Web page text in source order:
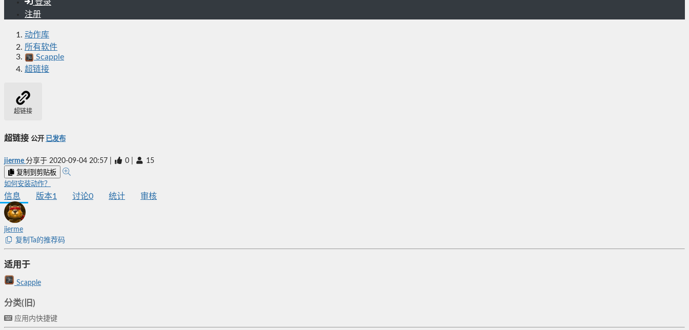
登录
注册
动作库
所有软件
Scapple
超链接
超链接
超链接 公开 已发布
jierme 分享于 2020-09-04 20:57 0 15
复制到剪贴板
如何安装动作？
信息 版本1 讨论0 统计 审核
jierme
复制Ta的推荐码
适用于
Scapple
分类(旧)
应用内快捷键